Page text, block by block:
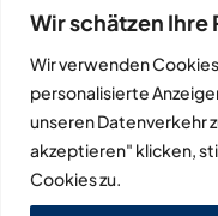
Wir schätzen Ihre
Wir verwenden
personalisierte
unseren Datenverkehr
akzeptieren" klicken,
Cookies zu.
7:30 – 17:00 Uhr
Samstag:
8:00 – 12:00 Uhr